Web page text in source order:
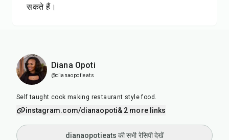
सकते हैं।
Diana Opoti
@dianaopotieats
Self taught cook making restaurant style food.
instagram.com/dianaopoti& 2 more links
dianaopotieats की सभी रेसिपी देखें